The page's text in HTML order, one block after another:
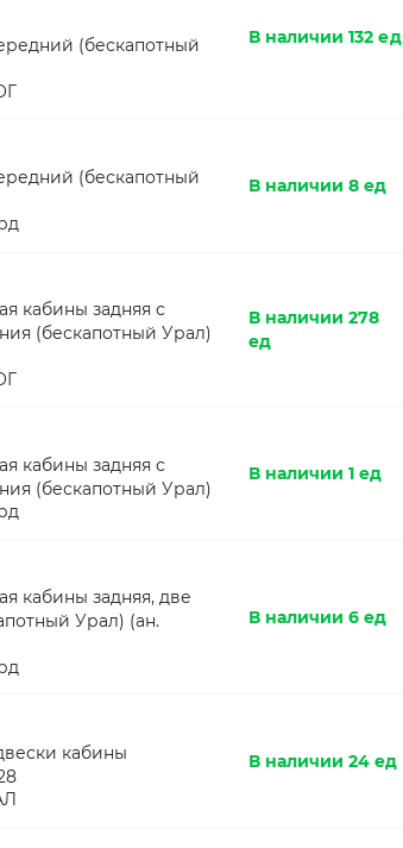
(бескапотный
В наличии 132 ед
(бескапотный
В наличии 8 ед
кабины задняя с
(бескапотный Урал)
В наличии 278
ед
кабины задняя с
(бескапотный Урал)
В наличии 1 ед
кабины задняя, две
Урал) (ан.
В наличии 6 ед
кабины
В наличии 24 ед